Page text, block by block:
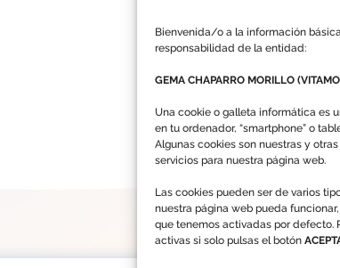
Bienvenida/o a la información
responsabilidad de la entidad:
GEMA CHAPARRO MORILLO
Una cookie o galleta informática es
en tu ordenador, “smartphone” o
Algunas cookies son nuestras y
servicios para nuestra página web.
Las cookies pueden ser de varios
nuestra página web pueda
que tenemos activadas por defecto.
activas si solo pulsas el botón